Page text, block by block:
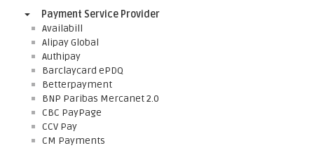
Payment Service Provider
Availabill
Alipay Global
Authipay
Barclaycard ePDQ
Betterpayment
BNP Paribas Mercanet 2.0
CBC PayPage
CCV Pay
CM Payments